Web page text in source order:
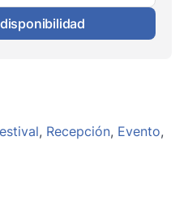
, Recepción, Evento,